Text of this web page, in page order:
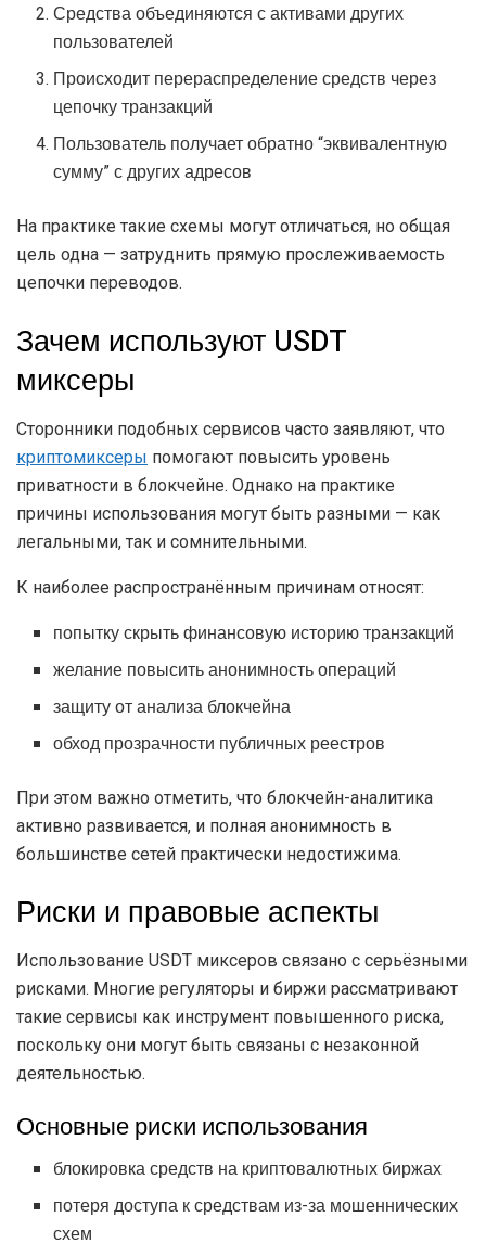
Средства объединяются с активами других
пользователей
Происходит перераспределение средств через
цепочку транзакций
Пользователь получает обратно “эквивалентную
сумму” с других адресов
На практике такие схемы могут отличаться, но общая
цель одна — затруднить прямую прослеживаемость
цепочки переводов.
Зачем используют USDT
миксеры
Сторонники подобных сервисов часто заявляют, что
криптомиксеры помогают повысить уровень
приватности в блокчейне. Однако на практике
причины использования могут быть разными — как
легальными, так и сомнительными.
К наиболее распространённым причинам относят:
попытку скрыть финансовую историю транзакций
желание повысить анонимность операций
защиту от анализа блокчейна
обход прозрачности публичных реестров
При этом важно отметить, что блокчейн-аналитика
активно развивается, и полная анонимность в
большинстве сетей практически недостижима.
Риски и правовые аспекты
Использование USDT миксеров связано с серьёзными
рисками. Многие регуляторы и биржи рассматривают
такие сервисы как инструмент повышенного риска,
поскольку они могут быть связаны с незаконной
деятельностью.
Основные риски использования
блокировка средств на криптовалютных биржах
потеря доступа к средствам из-за мошеннических
схем